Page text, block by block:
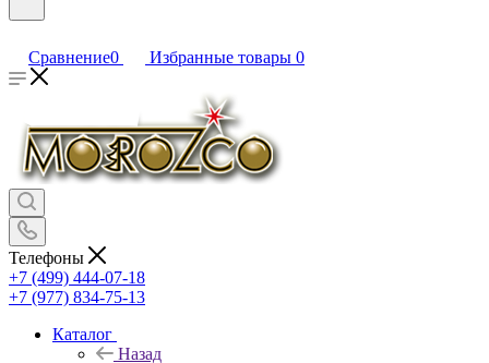
Сравнение0 Избранные товары 0
Телефоны
+7 (499) 444-07-18
+7 (977) 834-75-13
Каталог
Назад